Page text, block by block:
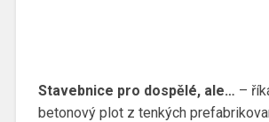
Stavebnice pro dospělé, ale… –
betonový plot z tenkých